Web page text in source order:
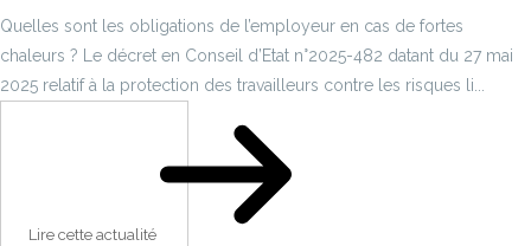
Quelles sont les obligations de l’employeur en cas de fortes
chaleurs ? Le décret en Conseil d’Etat n°2025-482 datant du 27 mai
2025 relatif à la protection des travailleurs contre les risques li...
Lire cette actualité